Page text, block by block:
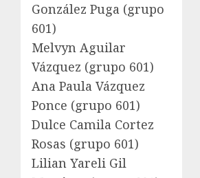
González Puga (grupo
601)
Melvyn Aguilar
Vázquez (grupo 601)
Ana Paula Vázquez
Ponce (grupo 601)
Dulce Camila Cortez
Rosas (grupo 601)
Lilian Yareli Gil